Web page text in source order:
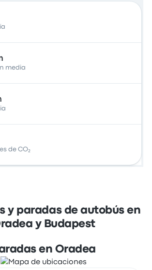
media
de CO₂
y paradas de autobús en
y Budapest
en Oradea